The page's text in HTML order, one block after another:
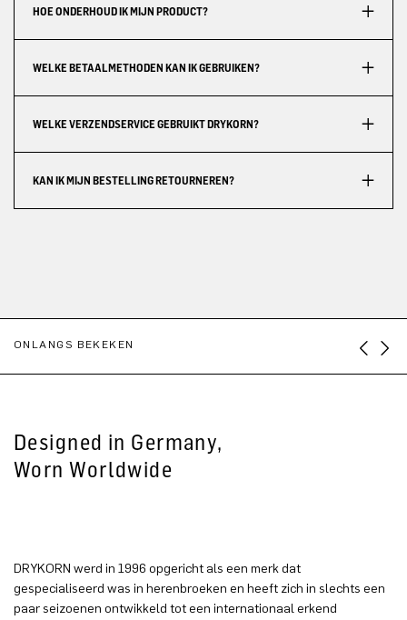
HOE ONDERHOUD IK MIJN PRODUCT?
WELKE BETAALMETHODEN KAN IK GEBRUIKEN?
WELKE VERZENDSERVICE GEBRUIKT DRYKORN?
KAN IK MIJN BESTELLING RETOURNEREN?
ONLANGS BEKEKEN
Designed in Germany,
Worn Worldwide
DRYKORN werd in 1996 opgericht als een merk dat
gespecialiseerd was in herenbroeken en heeft zich in slechts een
paar seizoenen ontwikkeld tot een internationaal erkend